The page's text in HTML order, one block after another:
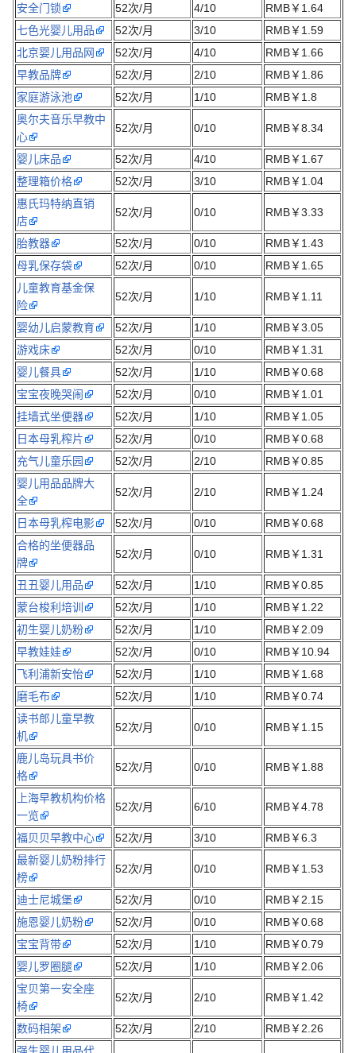
安全门锁 52次/月 4/10
RMB￥1.64
七色光婴儿用品
52次/月 3/10
RMB￥1.59
北京婴儿用品网
52次/月 4/10
RMB￥1.66
早教品牌
52次/月 2/10
RMB￥1.86
家庭游泳池
52次/月 1/10
RMB￥1.8
奥尔夫音乐早教中
心
52次/月 0/10 RMB￥8.34
婴儿床品 52次/月 4/10
RMB￥1.67
整理箱价格
52次/月 3/10
RMB￥1.04
惠氏玛特纳直销
店
52次/月 0/10 RMB￥3.33
胎教器 52次/月 0/10
RMB￥1.43
母乳保存袋
52次/月 0/10
RMB￥1.65
儿童教育基金保
险
52次/月 1/10 RMB￥1.11
婴幼儿启蒙教育 52次/月 1/10
RMB￥3.05
游戏床
52次/月 0/10
RMB￥1.31
婴儿餐具
52次/月 1/10
RMB￥0.68
宝宝夜晚哭闹
52次/月 0/10
RMB￥1.01
挂墙式坐便器
52次/月 1/10
RMB￥1.05
日本母乳榨片
52次/月 0/10
RMB￥0.68
充气儿童乐园
52次/月 2/10
RMB￥0.85
婴儿用品品牌大
全
52次/月 2/10 RMB￥1.24
日本母乳榨电影 52次/月 0/10
RMB￥0.68
合格的坐便器品
牌
52次/月 0/10 RMB￥1.31
丑丑婴儿用品 52次/月 1/10
RMB￥0.85
蒙台梭利培训
52次/月 1/10
RMB￥1.22
初生婴儿奶粉
52次/月 1/10
RMB￥2.09
早教娃娃
52次/月 0/10
RMB￥10.94
飞利浦新安怡
52次/月 1/10
RMB￥1.68
磨毛布
52次/月 1/10
RMB￥0.74
读书郎儿童早教
机
52次/月 0/10 RMB￥1.15
鹿儿岛玩具书价
格
52次/月 0/10 RMB￥1.88
上海早教机构价格
一览
52次/月 6/10 RMB￥4.78
福贝贝早教中心 52次/月 3/10
RMB￥6.3
最新婴儿奶粉排行
榜
52次/月 0/10 RMB￥1.53
迪士尼城堡 52次/月 0/10
RMB￥2.15
施恩婴儿奶粉
52次/月 0/10
RMB￥0.68
宝宝背带
52次/月 1/10
RMB￥0.79
婴儿罗圈腿
52次/月 1/10
RMB￥2.06
宝贝第一安全座
椅
52次/月 2/10 RMB￥1.42
数码相架 52次/月 2/10
RMB￥2.26
强生婴儿用品代